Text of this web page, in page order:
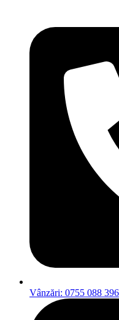
Vânzări: 0755 088 396